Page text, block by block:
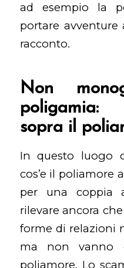
ad esempio la
portare avventure
racconto.
Non
sopra il
In questo luogo
cos’e il poliamore
per una coppia
rilevare ancora
forme di relazioni
ma non vanno
poliamore. Lo